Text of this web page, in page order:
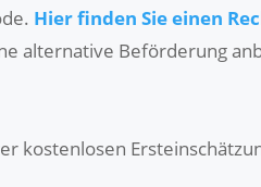
Hier finden Sie einen
alternative Beförderung
kostenlosen